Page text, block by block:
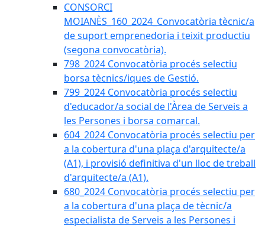
CONSORCI
MOIANÈS_160_2024_Convocatòria tècnic/a
de suport emprenedoria i teixit productiu
(segona convocatòria).
798_2024 Convocatòria procés selectiu
borsa tècnics/iques de Gestió.
799_2024 Convocatòria procés selectiu
d'educador/a social de l'Àrea de Serveis a
les Persones i borsa comarcal.
604_2024 Convocatòria procés selectiu per
a la cobertura d'una plaça d'arquitecte/a
(A1), i provisió definitiva d'un lloc de treball
d'arquitecte/a (A1).
680_2024 Convocatòria procés selectiu per
a la cobertura d'una plaça de tècnic/a
especialista de Serveis a les Persones i